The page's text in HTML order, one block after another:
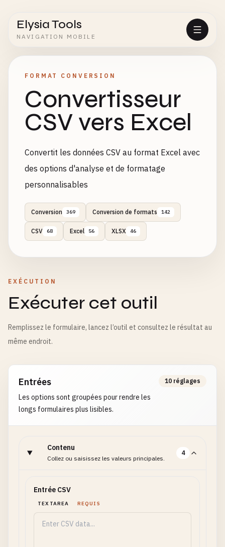
Elysia Tools
NAVIGATION MOBILE
FORMAT CONVERSION
Convertisseur
CSV vers Excel
Convertit les données CSV au format Excel avec
des options d'analyse et de formatage
personnalisables
Conversion 369 Conversion de formats 142
CSV 68 Excel 56 XLSX 46
EXÉCUTION
Exécuter cet outil
Remplissez le formulaire, lancez l’outil et consultez le résultat au
même endroit.
Entrées
Les options sont groupées pour rendre les
longs formulaires plus lisibles.
10 réglages
Contenu
Collez ou saisissez les valeurs principales.
4
Entrée CSV
TEXTAREA REQUIS